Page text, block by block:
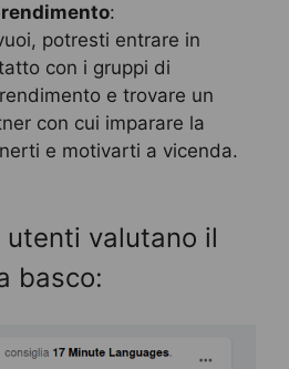
:
potresti entrare in
con i gruppi di
e trovare un
con cui imparare la
e motivarti a vicenda.
utenti valutano il
basco: